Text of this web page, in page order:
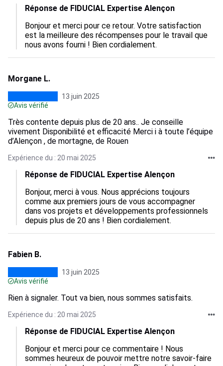
Réponse de FIDUCIAL Expertise Alençon
Bonjour et merci pour ce retour. Votre satisfaction
est la meilleure des récompenses pour le travail que
nous avons fourni ! Bien cordialement.
Morgane L.
13 juin 2025
Avis vérifié
Très contente depuis plus de 20 ans.. Je conseille
vivement Disponibilité et efficacité Merci i à toute l’équipe
d’Alençon , de mortagne, de Rouen
Expérience du : 20 mai 2025
Réponse de FIDUCIAL Expertise Alençon
Bonjour, merci à vous. Nous apprécions toujours
comme aux premiers jours de vous accompagner
dans vos projets et développements professionnels
depuis plus de 20 ans ! Bien cordialement.
Fabien B.
13 juin 2025
Avis vérifié
Rien à signaler. Tout va bien, nous sommes satisfaits.
Expérience du : 20 mai 2025
Réponse de FIDUCIAL Expertise Alençon
Bonjour et merci pour ce commentaire ! Nous
sommes heureux de pouvoir mettre notre savoir-faire